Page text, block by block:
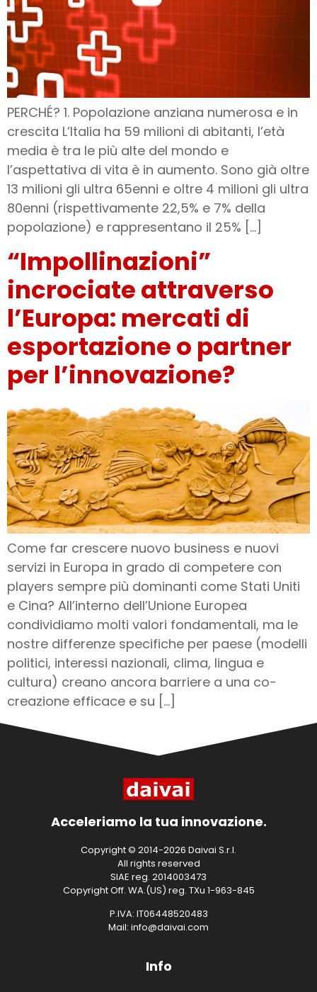
PERCHÉ? 1. Popolazione anziana numerosa e in
crescita L’Italia ha 59 milioni di abitanti, l’età
media è tra le più alte del mondo e
l’aspettativa di vita è in aumento. Sono già oltre
13 milioni gli ultra 65enni e oltre 4 milioni gli ultra
80enni (rispettivamente 22,5% e 7% della
popolazione) e rappresentano il 25% […]
“Impollinazioni”
incrociate attraverso
l’Europa: mercati di
esportazione o partner
per l’innovazione?
Come far crescere nuovo business e nuovi
servizi in Europa in grado di competere con
players sempre più dominanti come Stati Uniti
e Cina? All’interno dell’Unione Europea
condividiamo molti valori fondamentali, ma le
nostre differenze specifiche per paese (modelli
politici, interessi nazionali, clima, lingua e
cultura) creano ancora barriere a una co-
creazione efficace e su […]
Acceleriamo la tua innovazione.
Copyright © 2014-2026 Daivai S.r.l.
All rights reserved
SIAE reg. 2014003473
Copyright Off. WA.(US) reg. TXu 1-963-845
P.IVA: IT06448520483
Mail: info@daivai.com
Info